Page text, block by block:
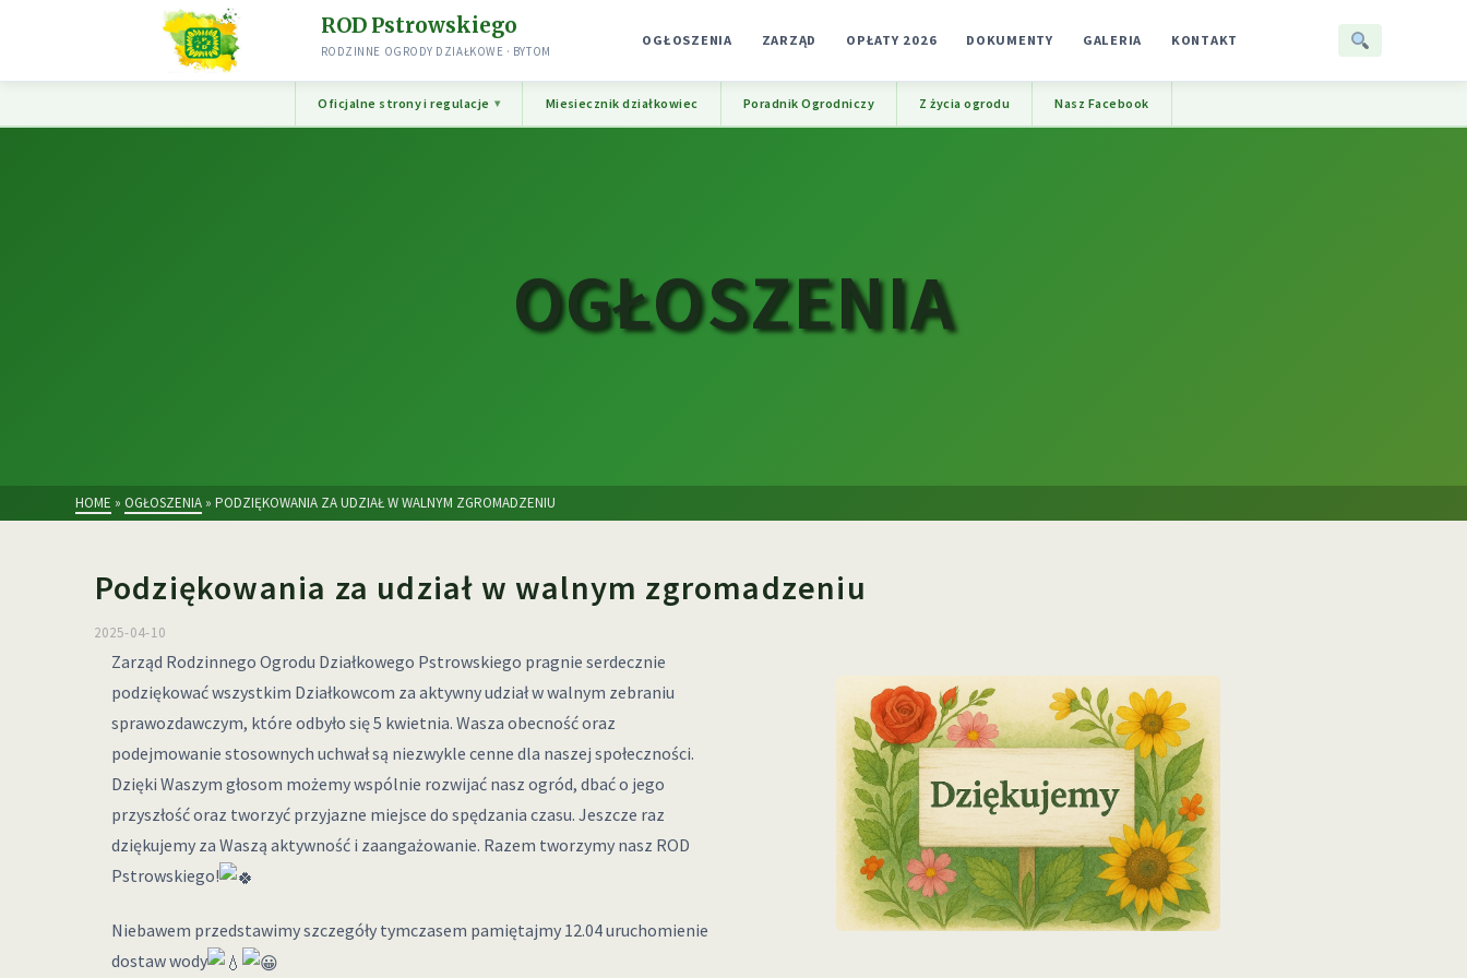
ROD Pstrowskiego
RODZINNE OGRODY DZIAŁKOWE · BYTOM
OGŁOSZENIA ZARZĄD OPŁATY 2026 DOKUMENTY GALERIA KONTAKT
Oficjalne strony i regulacje Miesiecznik działkowiec Poradnik Ogrodniczy Z życia ogrodu Nasz Facebook
OGŁOSZENIA
HOME » OGŁOSZENIA » PODZIĘKOWANIA ZA UDZIAŁ W WALNYM ZGROMADZENIU
Podziękowania za udział w walnym zgromadzeniu
2025-04-10
Zarząd Rodzinnego Ogrodu Działkowego Pstrowskiego pragnie serdecznie
podziękować wszystkim Działkowcom za aktywny udział w walnym zebraniu
sprawozdawczym, które odbyło się 5 kwietnia. Wasza obecność oraz
podejmowanie stosownych uchwał są niezwykle cenne dla naszej społeczności.
Dzięki Waszym głosom możemy wspólnie rozwijać nasz ogród, dbać o jego
przyszłość oraz tworzyć przyjazne miejsce do spędzania czasu. Jeszcze raz
dziękujemy za Waszą aktywność i zaangażowanie. Razem tworzymy nasz ROD
Pstrowskiego!
Niebawem przedstawimy szczegóły tymczasem pamiętajmy 12.04 uruchomienie
dostaw wody